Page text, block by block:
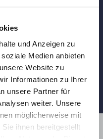
und Anzeigen zu
Medien anbieten
Website zu
Informationen zu Ihrer
unsere Partner für
weiter. Unsere
möglicherweise mit
ihnen bereitgestellt